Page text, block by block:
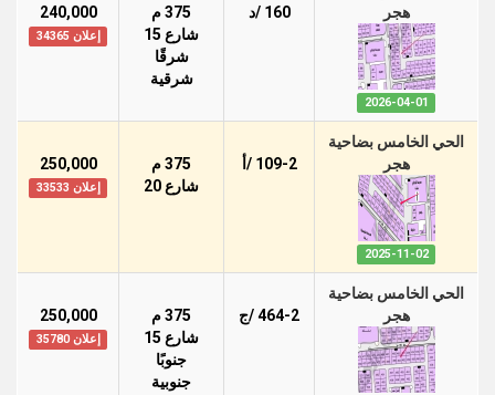
هجر
2026-04-01
160 /د
375 م
شارع 15
شرقًا
شرقية
240,000
إعلان 34365
الحي الخامس بضاحية
هجر
2025-11-02
109-2 /أ
375 م
شارع 20
250,000
إعلان 33533
الحي الخامس بضاحية
هجر
464-2 /ج
375 م
شارع 15
جنوبًا
جنوبية
250,000
إعلان 35780